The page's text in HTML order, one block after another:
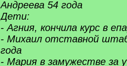
Андреева 54 года
Дети:
- Агния, кончила курс в
- Михаил отставной
года
- Мария в замужестве за